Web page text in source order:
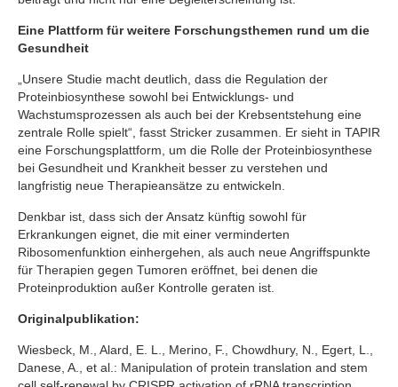
Eine Plattform für weitere Forschungsthemen rund um die
Gesundheit
„Unsere Studie macht deutlich, dass die Regulation der
Proteinbiosynthese sowohl bei Entwicklungs- und
Wachstumsprozessen als auch bei der Krebsentstehung eine
zentrale Rolle spielt“, fasst Stricker zusammen. Er sieht in TAPIR
eine Forschungsplattform, um die Rolle der Proteinbiosynthese
bei Gesundheit und Krankheit besser zu verstehen und
langfristig neue Therapieansätze zu entwickeln.
Denkbar ist, dass sich der Ansatz künftig sowohl für
Erkrankungen eignet, die mit einer verminderten
Ribosomenfunktion einhergehen, als auch neue Angriffspunkte
für Therapien gegen Tumoren eröffnet, bei denen die
Proteinproduktion außer Kontrolle geraten ist.
Originalpublikation:
Wiesbeck, M., Alard, E. L., Merino, F., Chowdhury, N., Egert, L.,
Danese, A., et al.: Manipulation of protein translation and stem